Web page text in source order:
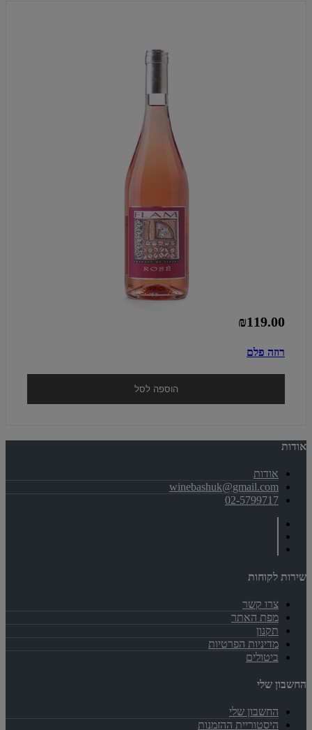
₪119.00
רוזה פלם
הוספה לסל
אודות
אודות
winebashuk@gmail.com
02-5799717
שירות לקוחות
צרו קשר
מפת האתר
תקנון
מדיניות הפרטיות
ביטולים
החשבון שלי
החשבון שלי
היסטוריית ההזמנות